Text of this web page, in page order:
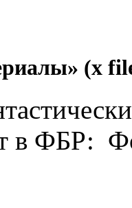
(x
в ФБР: